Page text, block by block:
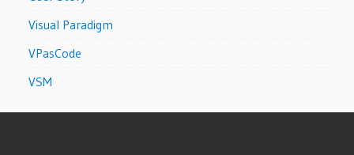
Visual Paradigm
VPasCode
VSM